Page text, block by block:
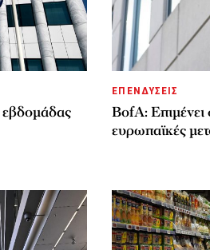
εβδομάδας
ΕΠΕΝΔΥΣΕΙΣ
BofA: Επιμένει
ευρωπαϊκές